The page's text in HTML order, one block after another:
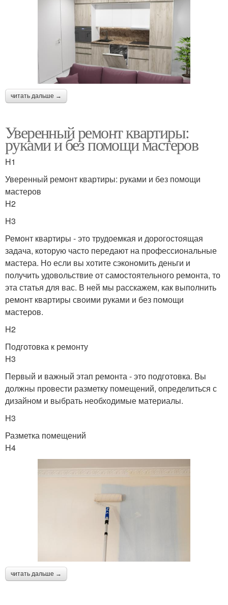
читать дальше →
Уверенный ремонт квартиры:
руками и без помощи мастеров
H1
Уверенный ремонт квартиры: руками и без помощи
мастеров
H2
H3
Ремонт квартиры - это трудоемкая и дорогостоящая
задача, которую часто передают на профессиональные
мастера. Но если вы хотите сэкономить деньги и
получить удовольствие от самостоятельного ремонта, то
эта статья для вас. В ней мы расскажем, как выполнить
ремонт квартиры своими руками и без помощи
мастеров.
H2
Подготовка к ремонту
H3
Первый и важный этап ремонта - это подготовка. Вы
должны провести разметку помещений, определиться с
дизайном и выбрать необходимые материалы.
H3
Разметка помещений
H4
читать дальше →